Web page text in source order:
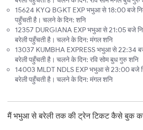
15624 KYQ BGKT EXP भभुआ से 18:00 बजे
पहुँचती है। चलने के दिन: शनि
12357 DURGIANA EXP भभुआ से 21:05 बजे
बरेली पहुँचती है। चलने के दिन: मंगल शनि
13037 KUMBHA EXPRESS भभुआ से 22:34
बरेली पहुँचती है। चलने के दिन: रवि सोम बुध गुरु शनि
14003 MLDT NDLS EXP भभुआ से 23:00 बजे
बरेली पहुँचती है। चलने के दिन: मंगल शनि
मैं भभुआ से बरेली तक की ट्रेन टिकट कैसे बुक